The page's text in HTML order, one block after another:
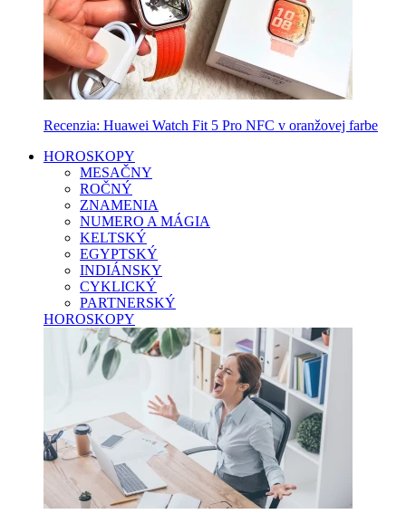
Recenzia: Huawei Watch Fit 5 Pro NFC v oranžovej farbe
HOROSKOPY
MESAČNY
ROČNÝ
ZNAMENIA
NUMERO A MÁGIA
KELTSKÝ
EGYPTSKÝ
INDIÁNSKY
CYKLICKÝ
PARTNERSKÝ
HOROSKOPY